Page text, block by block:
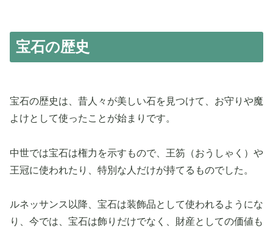
宝石の歴史
宝石の歴史は、昔人々が美しい石を見つけて、お守りや魔
よけとして使ったことが始まりです。
中世では宝石は権力を示すもので、王笏（おうしゃく）や
王冠に使われたり、特別な人だけが持てるものでした。
ルネッサンス以降、宝石は装飾品として使われるようにな
り、今では、宝石は飾りだけでなく、財産としての価値も